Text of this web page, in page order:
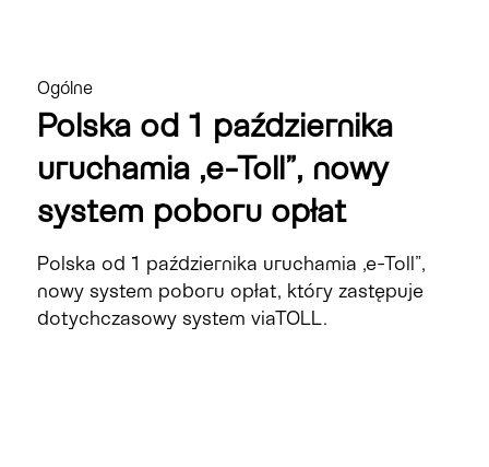
Ogólne
Polska od 1 października
uruchamia „e-Toll”, nowy
system poboru opłat
Polska od 1 października uruchamia „e-Toll”,
nowy system poboru opłat, który zastępuje
dotychczasowy system viaTOLL.